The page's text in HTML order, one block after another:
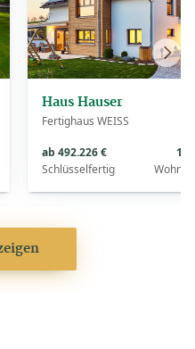
Haus Hauser
Fertighaus WEISS
ab 492.226 €
Schlüsselfertig